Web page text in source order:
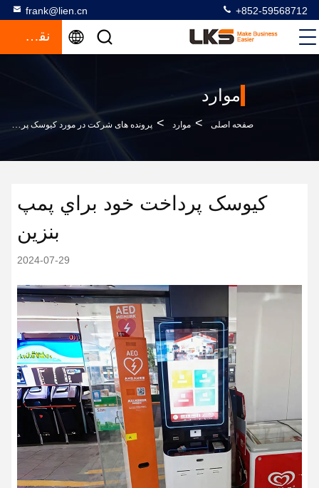
frank@lien.cn +852-59568712
نقل قول
موارد
صفحه اصلی > موارد > پرونده های شرکت در مورد کيوسک پرداخت خود براي پمپ بنزين
کيوسک پرداخت خود براي پمپ
بنزين
2024-07-29